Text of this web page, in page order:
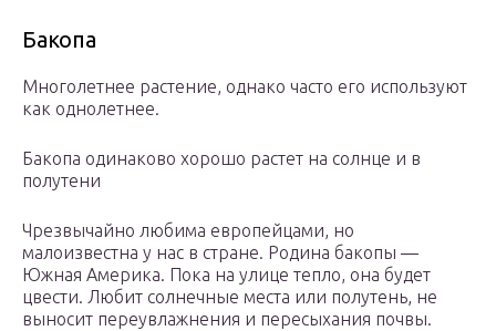
Бакопа
Многолетнее растение, однако часто его используют
как однолетнее.
Бакопа одинаково хорошо растет на солнце и в
полутени
Чрезвычайно любима европейцами, но
малоизвестна у нас в стране. Родина бакопы —
Южная Америка. Пока на улице тепло, она будет
цвести. Любит солнечные места или полутень, не
выносит переувлажнения и пересыхания почвы.